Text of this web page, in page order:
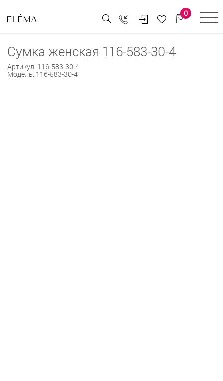
0
Сумка женская 116-583-30-4
Артикул: 116-583-30-4
Модель: 116-583-30-4